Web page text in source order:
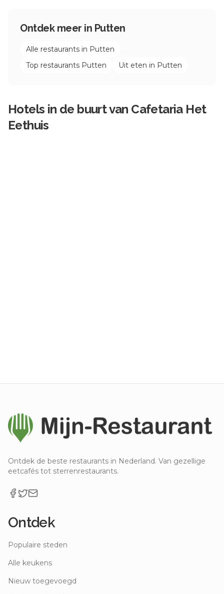
Ontdek meer in Putten
Alle restaurants in Putten
Top restaurants Putten Uit eten in Putten
Hotels in de buurt van Cafetaria Het
Eethuis
Ontdek de beste restaurants in Nederland. Van gezellige
eetcafés tot sterrenrestaurants.
Ontdek
Populaire steden
Alle keukens
Nieuw toegevoegd